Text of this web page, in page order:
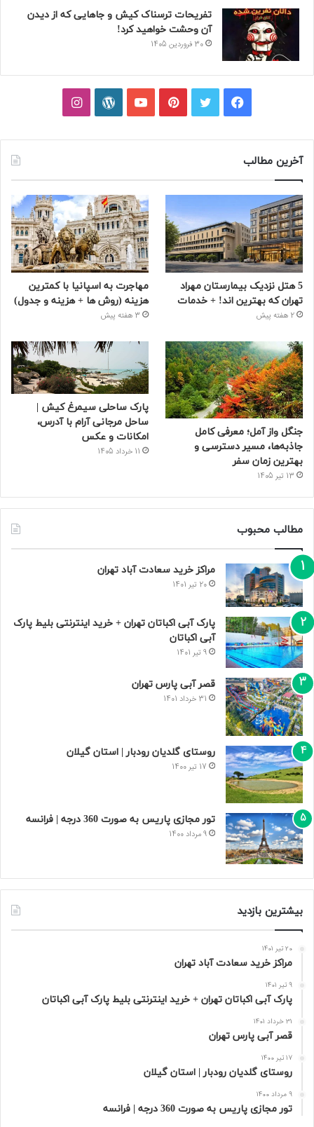
تفریحات ترسناک کیش و جاهایی که از دیدن
آن وحشت خواهید کرد!
30 فروردین 1405
فیسبوکتوییترپینتریستیوتیوبوردپرساینستاگرام
آخرین مطالب
5 هتل نزدیک بیمارستان مهراد
تهران که بهترین‌ اند! + خدمات
2 هفته پیش
مهاجرت به اسپانیا با کمترین
هزینه (روش ها + هزینه و جدول)
3 هفته پیش
جنگل واز آمل؛ معرفی کامل
جاذبه‌ها، مسیر دسترسی و
بهترین زمان سفر
13 تیر 1405
پارک ساحلی سیمرغ کیش |
ساحل مرجانی آرام با آدرس،
امکانات و عکس
11 خرداد 1405
مطالب محبوب
مراکز خرید سعادت‌ آباد تهران
20 تیر 1401
پارک آبی اکباتان تهران + خرید اینترنتی بلیط پارک
آبی اکباتان
9 تیر 1401
قصر آبی پارس تهران
31 خرداد 1401
روستای گلدیان رودبار | استان گیلان
17 تیر 1400
تور مجازی پاریس به صورت 360 درجه | فرانسه
9 مرداد 1400
بیشترین بازدید
20 تیر 1401
مراکز خرید سعادت‌ آباد تهران
9 تیر 1401
پارک آبی اکباتان تهران + خرید اینترنتی بلیط پارک آبی اکباتان
31 خرداد 1401
قصر آبی پارس تهران
17 تیر 1400
روستای گلدیان رودبار | استان گیلان
9 مرداد 1400
تور مجازی پاریس به صورت 360 درجه | فرانسه